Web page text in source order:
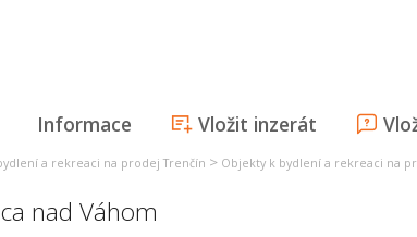
Informace Vložit inzerát
a rekreaci na prodej Trenčín > Objekty k bydlení a rekreaci na
nad Váhom